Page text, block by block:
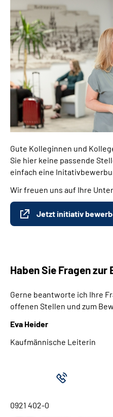
Gute Kolleginnen und
Sie hier keine passende
einfach eine
Wir freuen uns auf Ihre
Jetzt initiativ
Haben Sie Fragen zur
Gerne beantworte ich Ihre
offenen Stellen und zum
Eva Heider
Kaufmännische Leiterin
0921 402-0